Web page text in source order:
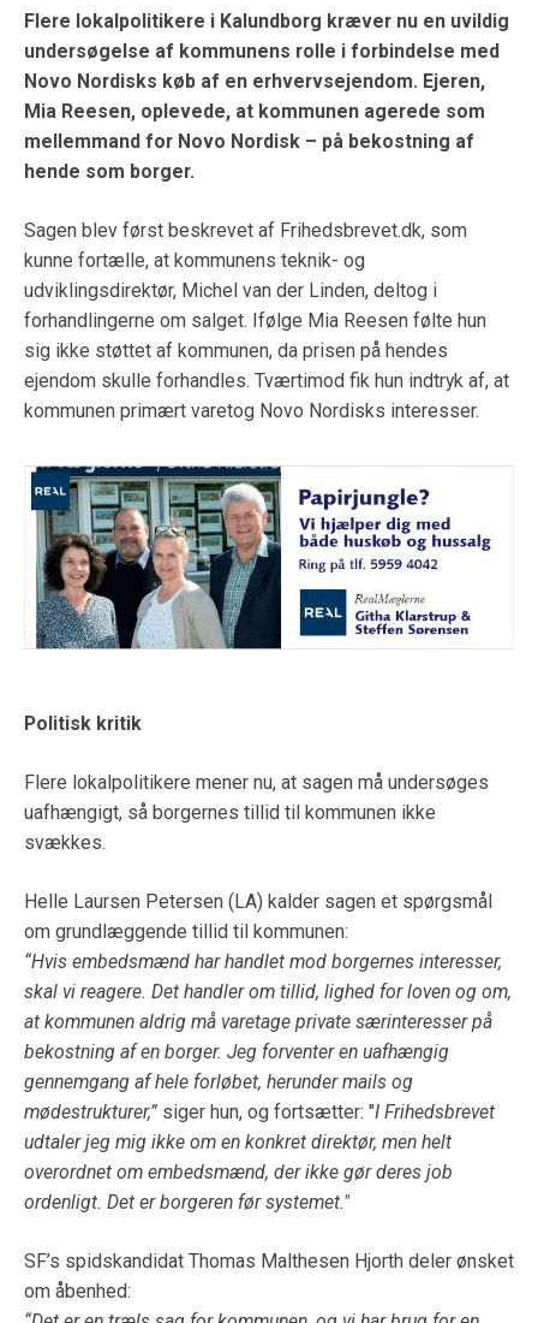
Flere lokalpolitikere i Kalundborg kræver nu en uvildig
undersøgelse af kommunens rolle i forbindelse med
Novo Nordisks køb af en erhvervsejendom. Ejeren,
Mia Reesen, oplevede, at kommunen agerede som
mellemmand for Novo Nordisk – på bekostning af
hende som borger.
Sagen blev først beskrevet af Frihedsbrevet.dk, som
kunne fortælle, at kommunens teknik- og
udviklingsdirektør, Michel van der Linden, deltog i
forhandlingerne om salget. Ifølge Mia Reesen følte hun
sig ikke støttet af kommunen, da prisen på hendes
ejendom skulle forhandles. Tværtimod fik hun indtryk af, at
kommunen primært varetog Novo Nordisks interesser.
Politisk kritik
Flere lokalpolitikere mener nu, at sagen må undersøges
uafhængigt, så borgernes tillid til kommunen ikke
svækkes.
Helle Laursen Petersen (LA) kalder sagen et spørgsmål
om grundlæggende tillid til kommunen:
“Hvis embedsmænd har handlet mod borgernes interesser,
skal vi reagere. Det handler om tillid, lighed for loven og om,
at kommunen aldrig må varetage private særinteresser på
bekostning af en borger. Jeg forventer en uafhængig
gennemgang af hele forløbet, herunder mails og
mødestrukturer,” siger hun, og fortsætter: "I Frihedsbrevet
udtaler jeg mig ikke om en konkret direktør, men helt
overordnet om embedsmænd, der ikke gør deres job
ordenligt. Det er borgeren før systemet."
SF’s spidskandidat Thomas Malthesen Hjorth deler ønsket
om åbenhed: